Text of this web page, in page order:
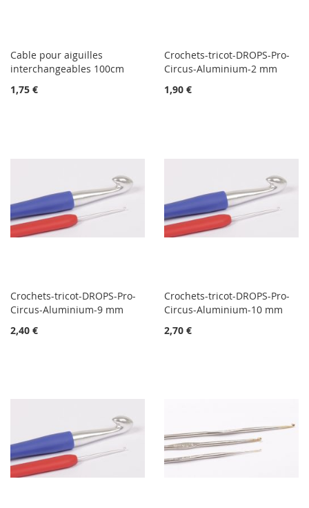
Cable pour aiguilles
interchangeables 100cm
1,75 €
Crochets-tricot-DROPS-Pro-
Circus-Aluminium-2 mm
1,90 €
Crochets-tricot-DROPS-Pro-
Circus-Aluminium-9 mm
2,40 €
Crochets-tricot-DROPS-Pro-
Circus-Aluminium-10 mm
2,70 €